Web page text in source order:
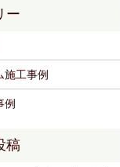
施工事例
例